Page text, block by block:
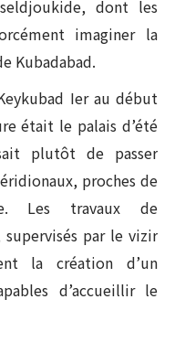
dont les
imaginer la
Kubadabad.
Ier au début
était le palais d’été
plutôt de passer
proches de
Les travaux de
par le vizir
la création d’un
d’accueillir le